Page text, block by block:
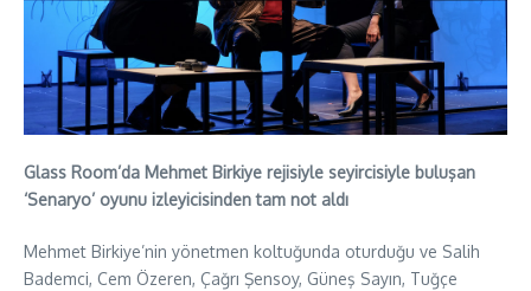
Glass Room’da Mehmet Birkiye rejisiyle seyircisiyle buluşan
‘Senaryo’ oyunu izleyicisinden tam not aldı
Mehmet Birkiye’nin yönetmen koltuğunda oturduğu ve Salih
Bademci, Cem Özeren, Çağrı Şensoy, Güneş Sayın, Tuğçe